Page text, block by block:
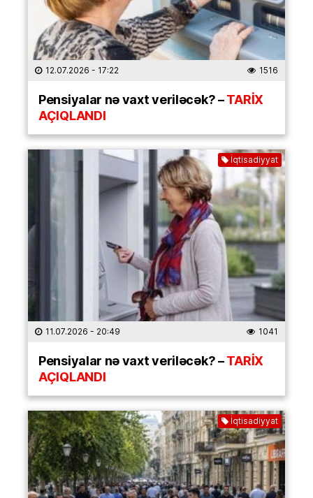
12.07.2026 - 17:22 1516
Pensiyalar nə vaxt veriləcək? –TARİX
AÇIQLANDI
İqtisadiyyat
11.07.2026 - 20:49 1041
Pensiyalar nə vaxt veriləcək? –TARİX
AÇIQLANDI
İqtisadiyyat